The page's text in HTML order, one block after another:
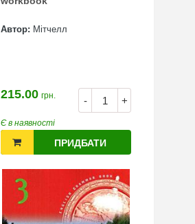
Автор: Мітчелл
- +
215.00 грн.
Є в наявності
ПРИДБАТИ